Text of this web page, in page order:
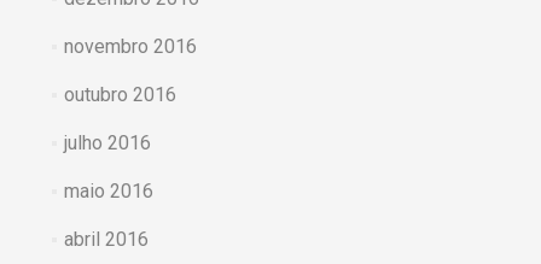
novembro 2016
outubro 2016
julho 2016
maio 2016
abril 2016